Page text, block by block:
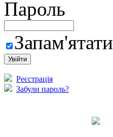
Пароль
Запам'ятати
Реєстрація
Забули пароль?